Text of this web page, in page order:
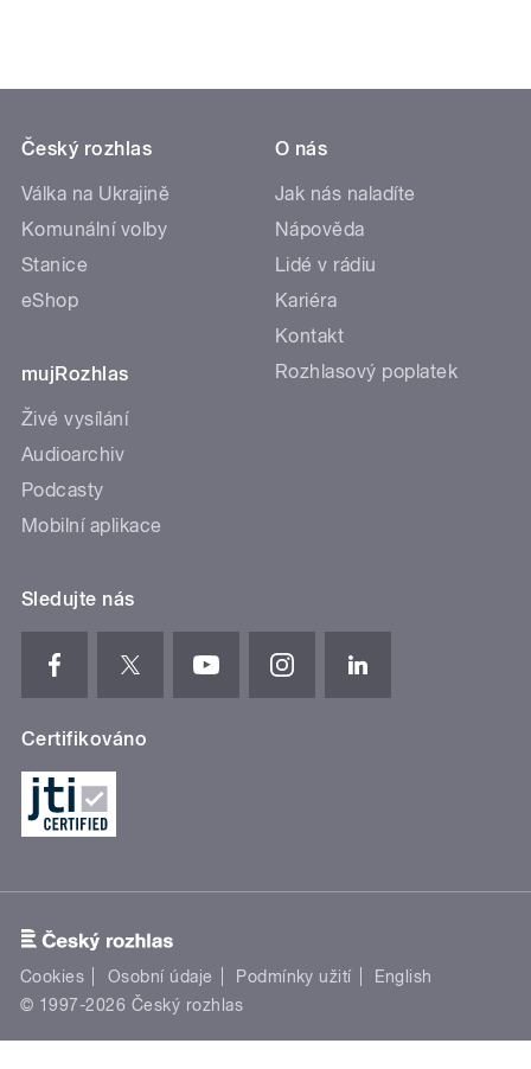
Český rozhlas
Válka na Ukrajině
Komunální volby
Stanice
eShop
mujRozhlas
Živé vysílání
Audioarchiv
Podcasty
Mobilní aplikace
O nás
Jak nás naladíte
Nápověda
Lidé v rádiu
Kariéra
Kontakt
Rozhlasový poplatek
Sledujte nás
Certifikováno
Cookies Osobní údaje Podmínky užití
English
© 1997-2026 Český rozhlas